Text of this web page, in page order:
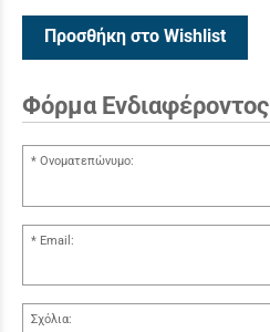
Προσθήκη στο Wishlist
Φόρμα Ενδιαφέροντος
Ονοματεπώνυμο:
Email:
Σχόλια: